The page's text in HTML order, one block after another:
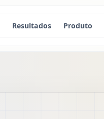
Resultados Produto